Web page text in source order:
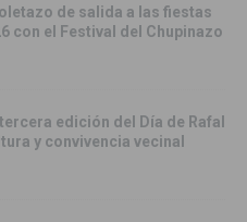
de salida a las fiestas
con el Festival del Chupinazo
edición del Día de Rafal
y convivencia vecinal